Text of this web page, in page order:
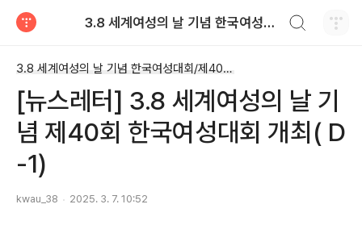
3.8 세계여성의 날 기념 한국여성대회
3.8 세계여성의 날 기념 한국여성대회/제40회 한국여성대회(2025)
[뉴스레터] 3.8 세계여성의 날 기
념 제40회 한국여성대회 개최( D
-1)
kwau_38 2025. 3. 7. 10:52